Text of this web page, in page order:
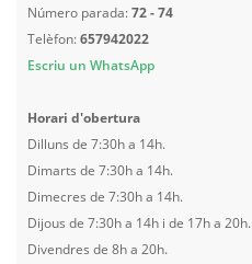
Número parada:72 - 74
Telèfon:657942022
Escriu un WhatsApp
Horari d'obertura
Dilluns de 7:30h a 14h.
Dimarts de 7:30h a 14h.
Dimecres de 7:30h a 14h.
Dijous de 7:30h a 14h i de 17h a 20h.
Divendres de 8h a 20h.